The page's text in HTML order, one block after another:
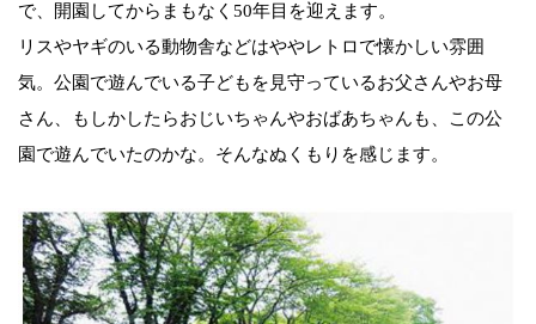
で、開園してからまもなく50年目を迎えます。
リスやヤギのいる動物舎などはややレトロで懐かしい雰囲
気。公園で遊んでいる子どもを見守っているお父さんやお母
さん、もしかしたらおじいちゃんやおばあちゃんも、この公
園で遊んでいたのかな。そんなぬくもりを感じます。